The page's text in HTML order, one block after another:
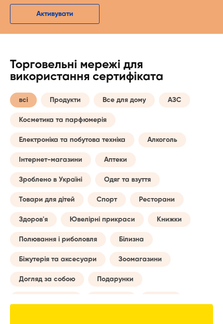
Активувати
Торговельні мережі для
використання сертифіката
всі Продукти Все для дому АЗС
Косметика та парфюмерія
Електроніка та побутова техніка Алкоголь
Інтернет-магазини Аптеки
Зроблено в Україні Одяг та взуття
Товари для дітей Спорт Ресторани
Здоров'я Ювелірні прикраси Книжки
Полювання і риболовля Білизна
Біжутерія та аксесуари Зоомагазини
Догляд за собою Подарунки